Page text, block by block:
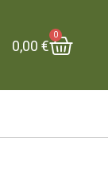
0,00 €
0